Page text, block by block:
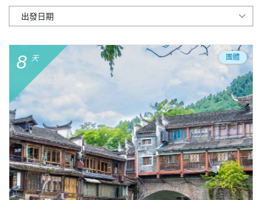
8 天 團體